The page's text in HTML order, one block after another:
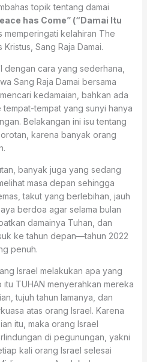
topik tentang damai
has Come” (“Damai Itu
memperingati kelahiran The
Sang Raja Damai.
dengan cara yang sederhana,
Sang Raja Damai bersama
kedamaian, bahkan ada
tempat yang sunyi hanya
Belakangan ini isu tentang
karena banyak orang
banyak juga yang sedang
masa depan sehingga
takut yang berlebihan, jauh
berdoa agar selama bulan
damainya Tuhan, dan
ke tahun depan—tahun 2022
penuh.
Israel melakukan apa yang
itu TUHAN menyerahkan mereka
tujuh tahun lamanya, dan
atas orang Israel. Karena
itu, maka orang Israel
di pegunungan, yakni
kali orang Israel selesai